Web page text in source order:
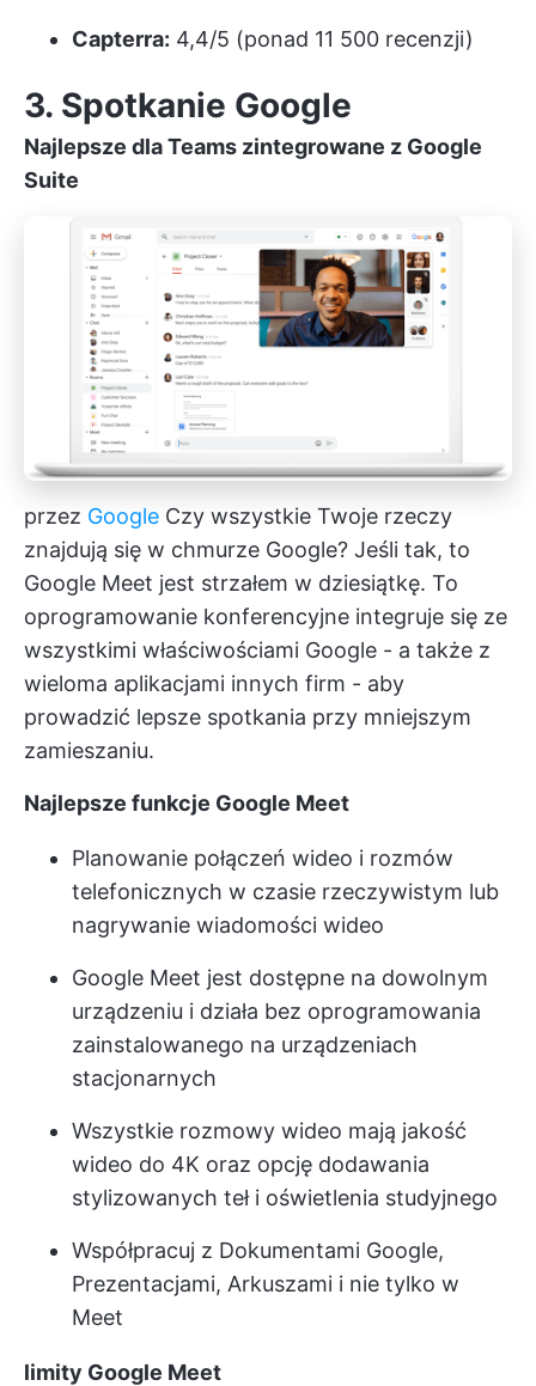
Capterra: 4,4/5 (ponad 11 500 recenzji)
3. Spotkanie Google
Najlepsze dla Teams zintegrowane z Google
Suite
przez Google Czy wszystkie Twoje rzeczy
znajdują się w chmurze Google? Jeśli tak, to
Google Meet jest strzałem w dziesiątkę. To
oprogramowanie konferencyjne integruje się ze
wszystkimi właściwościami Google - a także z
wieloma aplikacjami innych firm - aby
prowadzić lepsze spotkania przy mniejszym
zamieszaniu.
Najlepsze funkcje Google Meet
Planowanie połączeń wideo i rozmów
telefonicznych w czasie rzeczywistym lub
nagrywanie wiadomości wideo
Google Meet jest dostępne na dowolnym
urządzeniu i działa bez oprogramowania
zainstalowanego na urządzeniach
stacjonarnych
Wszystkie rozmowy wideo mają jakość
wideo do 4K oraz opcję dodawania
stylizowanych teł i oświetlenia studyjnego
Współpracuj z Dokumentami Google,
Prezentacjami, Arkuszami i nie tylko w
Meet
limity Google Meet